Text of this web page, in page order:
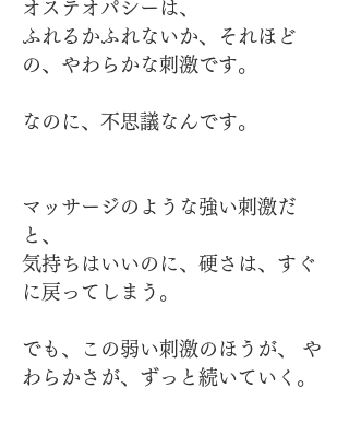
オステオパシーは、
ふれるかふれないか、それほど
の、やわらかな刺激です。
なのに、不思議なんです。
マッサージのような強い刺激だ
と、
気持ちはいいのに、硬さは、すぐ
に戻ってしまう。
でも、この弱い刺激のほうが、 や
わらかさが、ずっと続いていく。